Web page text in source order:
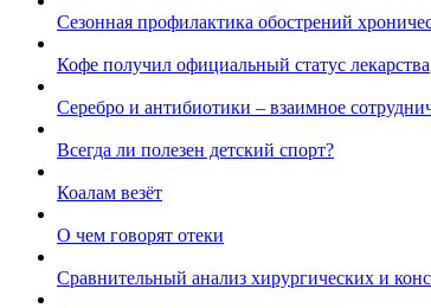
Сезонная профилактика обострений
Кофе получил официальный статус лекарства
Серебро и антибиотики – взаимное
Всегда ли полезен детский спорт?
Коалам везёт
О чем говорят отеки
Сравнительный анализ хирургических и